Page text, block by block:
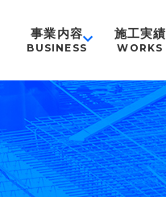
事業内容
BUSINESS
施工実績
WORKS